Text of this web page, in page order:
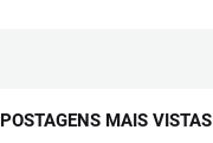
POSTAGENS MAIS VISTAS